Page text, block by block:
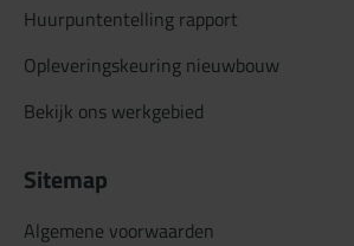
Huurpuntentelling rapport
Opleveringskeuring nieuwbouw
Bekijk ons werkgebied
Sitemap
Algemene voorwaarden